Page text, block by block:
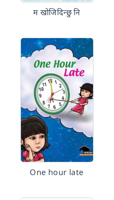
म खोजिदिन्छु नि
One hour late